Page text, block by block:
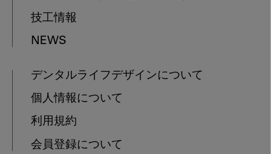
技工情報
NEWS
デンタルライフデザインについて
個人情報について
利用規約
会員登録について